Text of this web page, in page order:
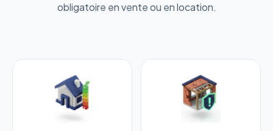
obligatoire en vente ou en location.